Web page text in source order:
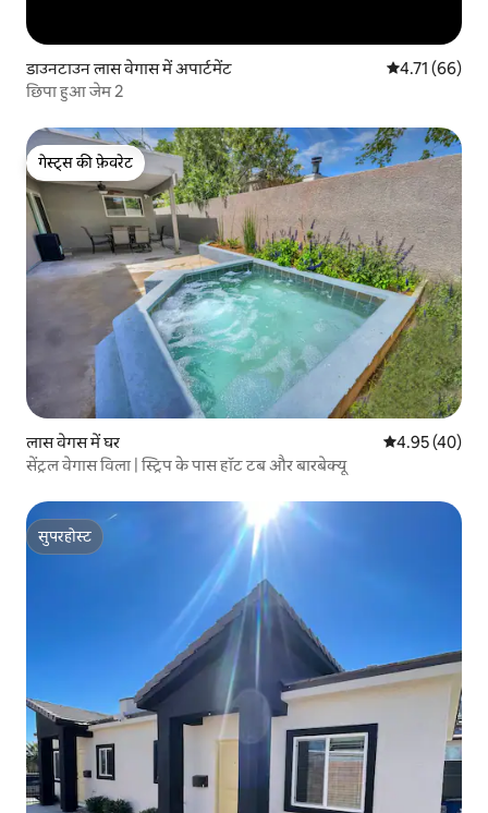
डाउनटाउन लास वेगास में अपार्टमेंट औसत रेटिंग 5 में
4.71 (66)
छिपा हुआ जेम 2
गेस्ट्स की फ़ेवरेट
गेस्ट्स की फ़ेवरेट
लास वेगस में घर औसत रेटिंग 5 में
4.95 (40)
सेंट्रल वेगास विला | स्ट्रिप के पास हॉट टब और बारबेक्यू
सुपरहोस्ट
सुपरहोस्ट